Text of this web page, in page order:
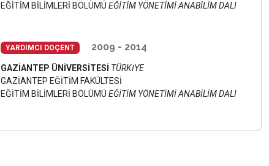
EĞİTİM BİLİMLERİ BÖLÜMÜ EĞİTİM YÖNETİMİ ANABİLİM DALI
YARDIMCI DOÇENT 2009 - 2014
GAZİANTEP ÜNİVERSİTESİ TÜRKİYE
GAZİANTEP EĞİTİM FAKÜLTESİ
EĞİTİM BİLİMLERİ BÖLÜMÜ EĞİTİM YÖNETİMİ ANABİLİM DALI